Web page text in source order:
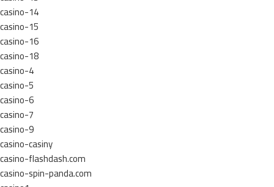
casino-14
casino-15
casino-16
casino-18
casino-4
casino-5
casino-6
casino-7
casino-9
casino-casiny
casino-flashdash.com
casino-spin-panda.com